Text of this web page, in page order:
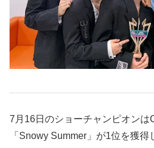
7月16日のショーチャンピオン
「Snowy Summer」が1位を獲得